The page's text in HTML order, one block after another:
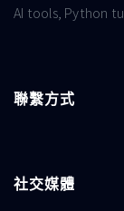
AI tools, Python
聯繫方式
社交媒體